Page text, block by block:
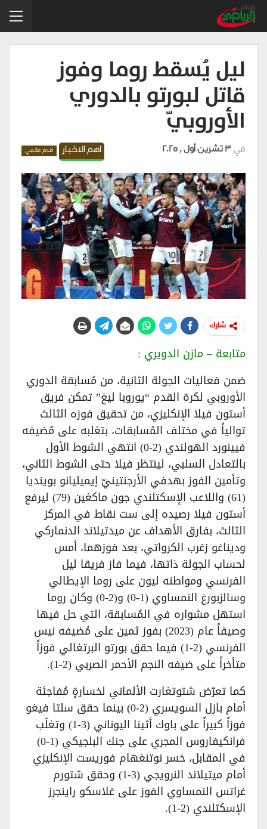
ليل يُسقط روما وفوز
قاتل لبورتو بالدوري
الأوروبيّ
اهم الاخبار قدم عالمي في 3 تشرين أول , 2025
شارك
متابعة – مازن الدويري :
ضمن فعاليات الجولة الثانية، من مُسابقة الدوري
الأوروبي لكرة القدم “يوروبا ليغ” تمكن فريق
أستون فيلا الإنكليزي، من تحقيق فوزه الثالث
توالياً في مختلف المُسابقات، بتغلبه على مُضيفه
فيينورد الهولندي (2-0) انتهي الشوط الأول
بالتعادل السلبي، لينتظر فيلا حتى الشوط الثاني،
وتأمين الفوز بهدفي الأرجنتينيّ إيميليانو بوينديا
(61) واللاعب الإسكتلندي جون ماكغين (79) ليرفع
أستون فيلا رصيده إلى ست نقاط في المركز
الثالث، بفارق الأهداف عن ميدتيلاند الدنماركي
وديناغو زغرب الكرواتي، بعد فوزهما، أمس
لحساب الجولة ذاتها، فيما فاز فريقا ليل
الفرنسي ومواطنه ليون على روما الإيطالي
وسالزبورغ النمساوي (1-0) و(2-0) وكان روما
استهل مشواره في المُسابقة، التي حل فيها
وصيفاً عام (2023) بفوز ثمين على مُضيفه نيس
الفرنسي (2-1) فيما حقق بورتو البرتغالي فوزاً
متأخراً على ضيفه النجم الأحمر الصربي (2-1).
كما تعرّض شتوتغارت الألماني لخسارةٍ مُفاجئة
أمام بازل السويسري (2-0) بينما حقق سلتا فيغو
فوزاً كبيراً على باوك أثينا اليوناني (3-1) وتغلّب
فرانكيفاروس المجري على جنك البلجيكي (1-0)
في المقابل، خسر نوتنغهام فوريست الإنكليزي
أمام ميتيلاند النرويجي (3-1) وحقق شتورم
غراتس النمساوي الفوز على غلاسكو راينجرز
الإسكتلندي (2-1).